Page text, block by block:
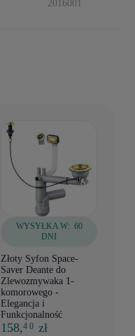
2016001
WYSYŁKA W: 60
DNI
Złoty Syfon Space-
Saver Deante do
Zlewozmywaka 1-
komorowego -
Elegancja i
Funkcjonalność
158,4 0 zł